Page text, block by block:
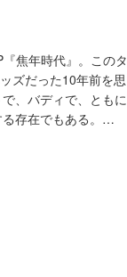
焦年時代』。このタ
ズだった10年前を思
、バディで、ともに
る存在でもある。…